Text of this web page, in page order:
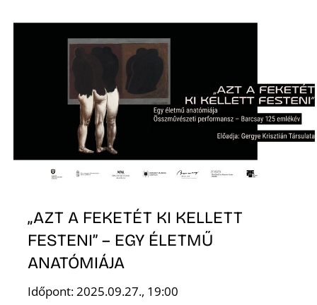
„AZT A FEKETÉT KI KELLETT
FESTENI” – EGY ÉLETMŰ
ANATÓMIÁJA
Időpont: 2025.09.27., 19:00